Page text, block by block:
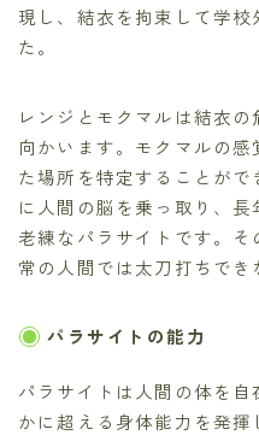
現し、結衣を拘束して学
た。
レンジとモクマルは結衣
向かいます。モクマルの
た場所を特定することが
に人間の脳を乗っ取り、
老練なパラサイトです。
常の人間では太刀打ちでき
パラサイトの能力
パラサイトは人間の体を
かに超える身体能力を発